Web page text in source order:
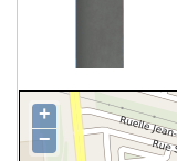
+
−